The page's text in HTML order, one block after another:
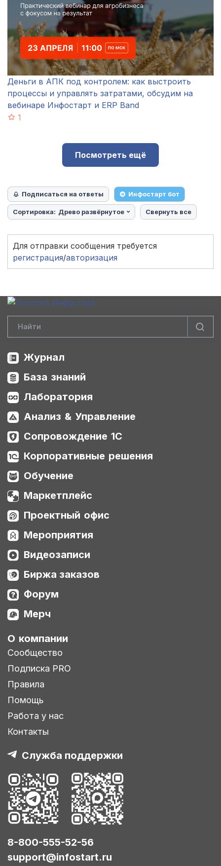
Деньги в АПК под контролем: как выстроить
процессы и управлять затратами, обсудим на
вебинаре Инфостарт и ERP Band
1
Посмотреть ещё
Подписаться на ответы Инфостарт бот
Сортировка: Древо развёрнутое Свернуть все
Для отправки сообщения требуется
регистрация/авторизация
Журнал
База знаний
Лаборатория
Анализ & Управление
Сопровождение 1С
Корпоративные решения
Обучение
Маркетплейс
Проектный офис
Мероприятия
Видеозаписи
Биржа заказов
Форум
Мерч
О компании
Сообщество
Подписка PRO
Правила
Помощь
Работа у нас
Контакты
Служба поддержки
8-800-555-52-56
support@infostart.ru